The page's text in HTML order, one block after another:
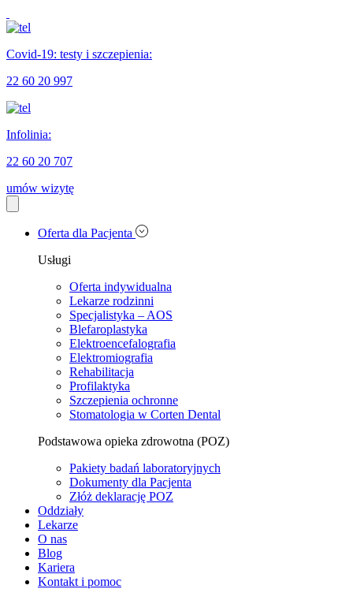
Covid-19: testy i szczepienia:
22 60 20 997
Infolinia:
22 60 20 707
umów wizytę
Oferta dla Pacjenta
Usługi
Oferta indywidualna
Lekarze rodzinni
Specjalistyka – AOS
Blefaroplastyka
Elektroencefalografia
Elektromiografia
Rehabilitacja
Profilaktyka
Szczepienia ochronne
Stomatologia w Corten Dental
Podstawowa opieka zdrowotna (POZ)
Pakiety badań laboratoryjnych
Dokumenty dla Pacjenta
Złóż deklarację POZ
Oddziały
Lekarze
O nas
Blog
Kariera
Kontakt i pomoc